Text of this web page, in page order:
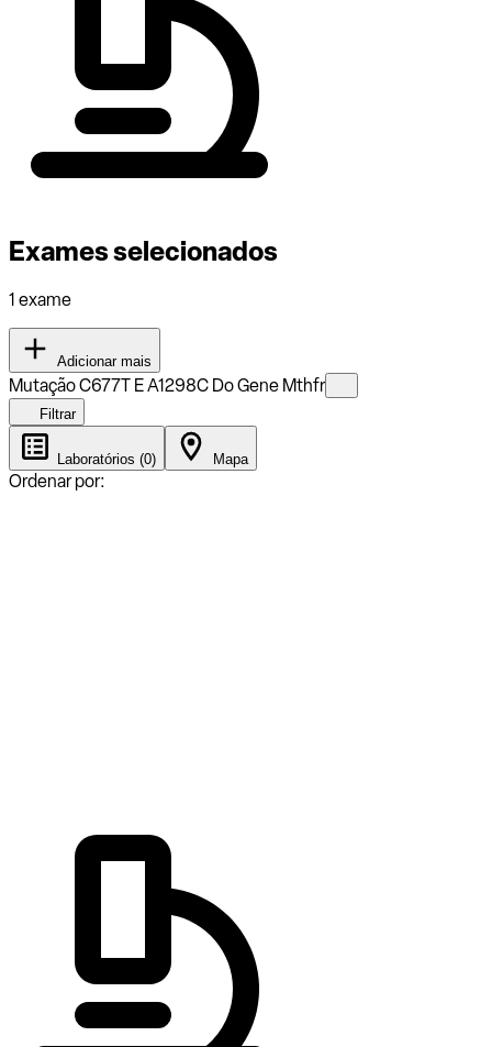
Exames selecionados
1 exame
Adicionar mais
Mutação C677T E A1298C Do Gene Mthfr
Filtrar
Laboratórios (0) Mapa
Ordenar por: